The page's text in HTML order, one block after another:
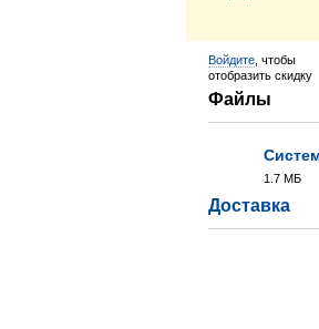
Войдите , чтобы
отобразить скидку
Файлы
1.7 МБ
Доставка